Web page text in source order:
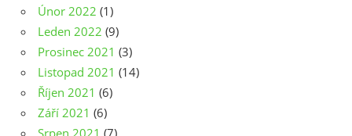
Únor 2022 (1)
Leden 2022 (9)
Prosinec 2021 (3)
Listopad 2021 (14)
Říjen 2021 (6)
Září 2021 (6)